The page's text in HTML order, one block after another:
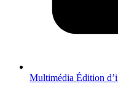
Multimédia Édition